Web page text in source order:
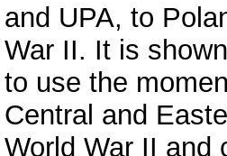
and UPA, to
War II. It is
to use the
Central and
World War II and